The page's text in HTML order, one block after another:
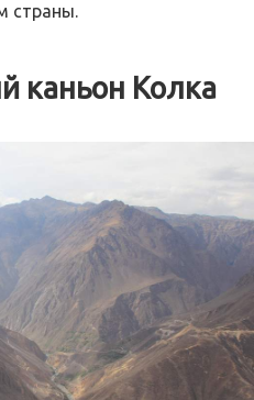
страны.
каньон Колка